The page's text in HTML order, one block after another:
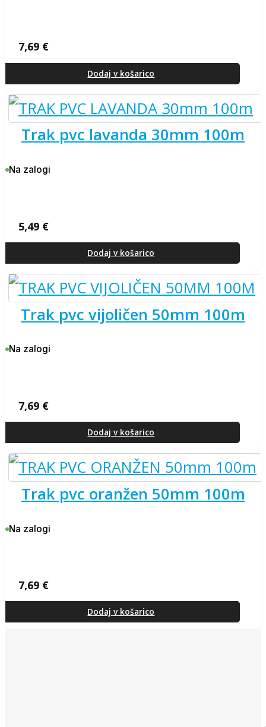
7,69 €
Dodaj v košarico
trak pvc lavanda 30mm 100m
Na zalogi
5,49 €
Dodaj v košarico
trak pvc vijoličen 50mm 100m
Na zalogi
7,69 €
Dodaj v košarico
trak pvc oranžen 50mm 100m
Na zalogi
7,69 €
Dodaj v košarico